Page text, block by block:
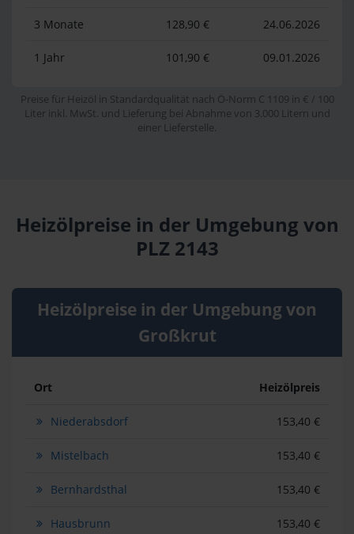
3 Monate 128,90 € 24.06.2026
1 Jahr 101,90 € 09.01.2026
Preise für Heizöl in Standardqualität nach Ö-Norm C 1109 in € / 100
Liter inkl. MwSt. und Lieferung bei Abnahme von 3.000 Litern und
einer Lieferstelle.
Heizölpreise in der Umgebung von
PLZ 2143
Heizölpreise in der Umgebung von
Großkrut
Ort Heizölpreis
Niederabsdorf 153,40 €
Mistelbach 153,40 €
Bernhardsthal 153,40 €
Hausbrunn 153,40 €